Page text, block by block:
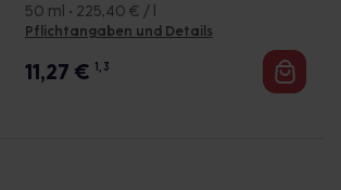
50 ml • 225,40 € / l
Pflichtangaben und Details
11,27 € 1, 3